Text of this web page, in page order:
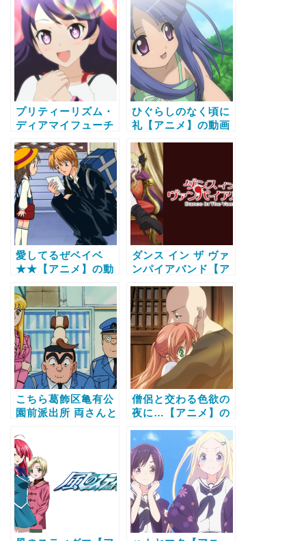
プリティーリズム・
ディアマイフューチ
画配信サービス比較
と無料で全話視聴す
る方法
ひぐらしのなく頃に
礼【アニメ】の動画
無料で全話視聴する
方法
愛してるぜベイベ
★★【アニメ】の動
と無料で全話視聴す
る方法
ダンス イン ザ ヴァ
ンパイアバンド【ア
ービス比較と無料で
全話視聴する方法
こちら葛飾区亀有公
園前派出所 両さんと
有大包囲網をかわ
せ！！【アニメ】の
動画配信サービス比
較と無料で全話視聴
する方法
僧侶と交わる色欲の
夜に…【アニメ】の
較と無料で全話視聴
する方法